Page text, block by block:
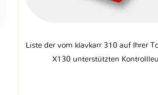
Liste der vom klavkarr 310 auf Ihrer
X130 unterstützten